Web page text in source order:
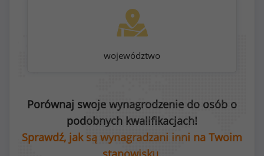
województwo
Porównaj swoje wynagrodzenie do osób o
podobnych kwalifikacjach!
Sprawdź, jak są wynagradzani inni na Twoim